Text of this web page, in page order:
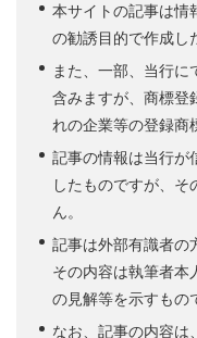
本サイトの記事は情
の勧誘目的で作成し
また、一部、当行に
含みますが、商標登
れの企業等の登録商
記事の情報は当行が
したものですが、
ん。
記事は外部有識者の
その内容は執筆者本
の見解等を示すもの
なお、記事の内容は